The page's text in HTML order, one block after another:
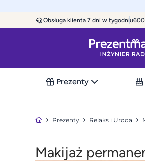
Obsługa klienta 7 dni w tygodniu
Prezenty
Prezenty Relaks i Uroda
Makijaż